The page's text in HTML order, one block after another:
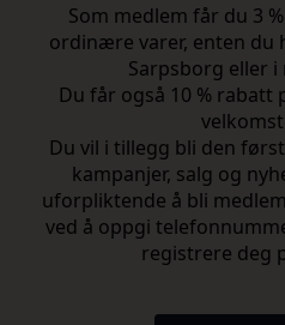
Som medlem får du 3
ordinære varer, enten du
Sarpsborg eller
Du får også 10 % rabatt
Du vil i tillegg bli den
kampanjer, salg og
uforpliktende å bli
ved å oppgi
registrere deg